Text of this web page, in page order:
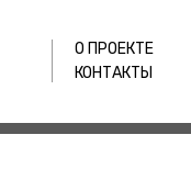
О ПРОЕКТЕ
КОНТАКТЫ